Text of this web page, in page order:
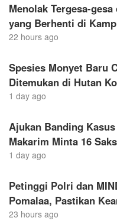
Menolak Tergesa-
yang Berhenti di
22 hours ago
Spesies Monyet Baru
Ditemukan di Hutan
1 day ago
Ajukan Banding
Makarim Minta 16
1 day ago
Petinggi Polri dan
Pomalaa, Pastikan
23 hours ago